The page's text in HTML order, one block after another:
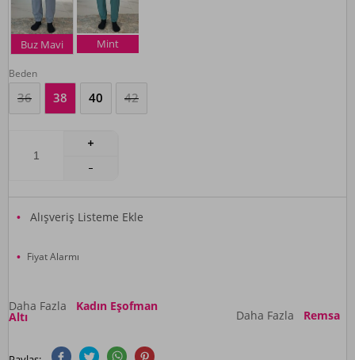
Buz Mavi Mint
Beden
36 38 40 42
Alışveriş Listeme Ekle
Fiyat Alarmı
Daha Fazla Kadın Eşofman
Altı Daha Fazla Remsa